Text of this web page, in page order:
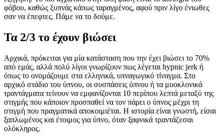
φόβου, καθώς ξυπνάς κάπως ταραγμένος, αφού πριν λίγο ένιωθες
σαν να έπεφτες. Πάμε να το δούμε.
Τα 2/3 το έχουν βιώσει
Αρχικά, πρόκειται για μία κατάσταση που την έχει βιώσει το 70%
από εμάς, αλλά πολύ λίγοι γνωρίζουν πως λέγεται hypnic jerk ή
όπως το ονομάζουμε στα ελληνικά, υπναγωγικό τίναγμα. Στο
αρχικό στάδιο του ύπνου, οι συσπάσεις ύπνου ή τα μυοκλονικά
τραντάγματα τείνουν να εμφανίζονται 10 περίπου λεπτά μεταξύ της
στιγμής που κάποιον προσπαθεί να τον πάρει ο ύπνος μέχρι τη
στιγμή που πραγματικά αποκοιμιέται. Η ιστορία είναι γνωστή, είσαι
ξαπλωμένος και έτοιμος για ύπνο, όταν ξαφνικά τραντάζεσαι
ολόκληρος.